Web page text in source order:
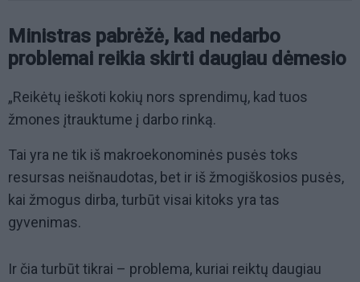
Ministras pabrėžė, kad nedarbo
problemai reikia skirti daugiau dėmesio
„Reikėtų ieškoti kokių nors sprendimų, kad tuos
žmones įtrauktume į darbo rinką.
Tai yra ne tik iš makroekonominės pusės toks
resursas neišnaudotas, bet ir iš žmogiškosios pusės,
kai žmogus dirba, turbūt visai kitoks yra tas
gyvenimas.
Ir čia turbūt tikrai – problema, kuriai reiktų daugiau